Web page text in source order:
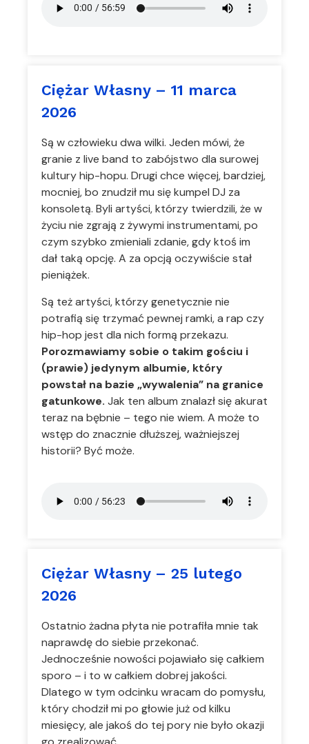
Ciężar Własny – 11 marca
2026
Są w człowieku dwa wilki. Jeden mówi, że
granie z live band to zabójstwo dla surowej
kultury hip-hopu. Drugi chce więcej, bardziej,
mocniej, bo znudził mu się kumpel DJ za
konsoletą. Byli artyści, którzy twierdzili, że w
życiu nie zgrają z żywymi instrumentami, po
czym szybko zmieniali zdanie, gdy ktoś im
dał taką opcję. A za opcją oczywiście stał
pieniążek.
Są też artyści, którzy genetycznie nie
potrafią się trzymać pewnej ramki, a rap czy
hip-hop jest dla nich formą przekazu.
Porozmawiamy sobie o takim gościu i
(prawie) jedynym albumie, który
powstał na bazie „wywalenia” na granice
gatunkowe. Jak ten album znalazł się akurat
teraz na bębnie – tego nie wiem. A może to
wstęp do znacznie dłuższej, ważniejszej
historii? Być może.
Ciężar Własny – 25 lutego
2026
Ostatnio żadna płyta nie potrafiła mnie tak
naprawdę do siebie przekonać.
Jednocześnie nowości pojawiało się całkiem
sporo – i to w całkiem dobrej jakości.
Dlatego w tym odcinku wracam do pomysłu,
który chodził mi po głowie już od kilku
miesięcy, ale jakoś do tej pory nie było okazji